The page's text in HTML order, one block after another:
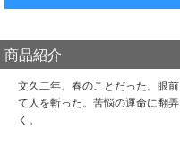
商品紹介
文久二年、春のことだった。眼
て人を斬った。苦悩の運命に翻
く。